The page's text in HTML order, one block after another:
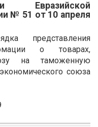
Евразийской
№ 51 от 10 апреля
представления
о товарах,
на таможенную
союза